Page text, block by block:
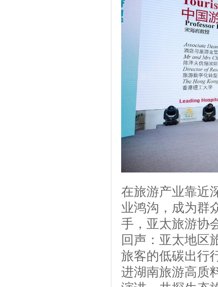
在旅游产业靠近
业鸿沟，成为群
手，亚太旅游协
回声：亚太地区
旅客的低碳出行
进湖南旅游高质